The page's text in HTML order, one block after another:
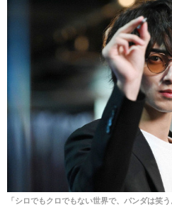
「シロでもクロでもない世界で、パンダは笑